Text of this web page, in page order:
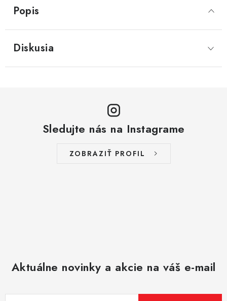
Popis
Diskusia
Sledujte nás na Instagrame
ZOBRAZIŤ PROFIL
Aktuálne novinky a akcie na váš e-mail